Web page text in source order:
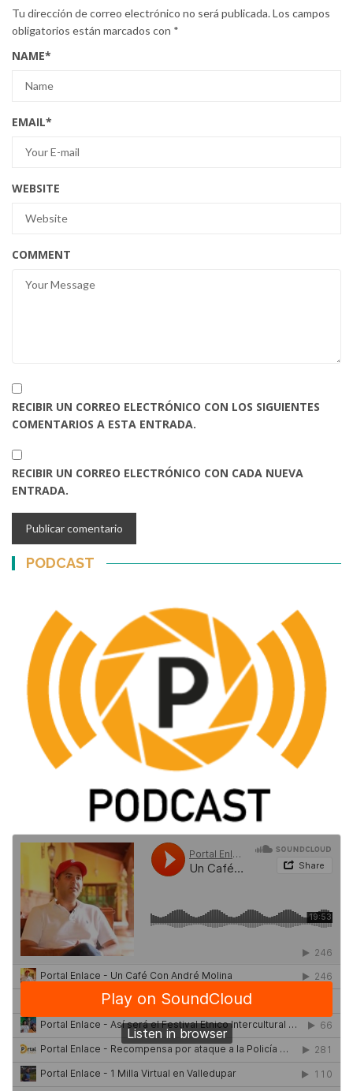
Tu dirección de correo electrónico no será publicada.Los campos
obligatorios están marcados con *
NAME*
EMAIL*
WEBSITE
COMMENT
RECIBIR UN CORREO ELECTRÓNICO CON LOS SIGUIENTES
COMENTARIOS A ESTA ENTRADA.
RECIBIR UN CORREO ELECTRÓNICO CON CADA NUEVA
ENTRADA.
PODCAST